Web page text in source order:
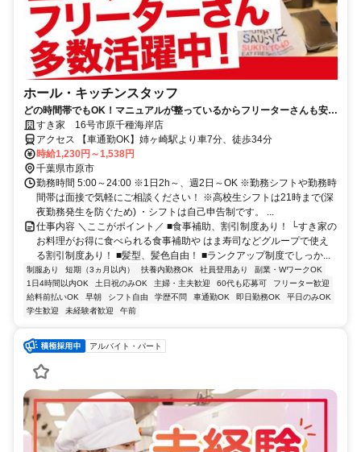
ホール・キッチンスタッフ
どの時間帯でもOK！マニュアルが整っているからフリーターさんも安心
です♪すき家 16号市原千種海岸店
アクセス 【車通勤OK】姉ヶ崎駅より車7分、徒歩34分
時給1,230円～1,538円
千葉県市原市
勤務時間 5:00～24:00 ※1日2h～、週2日～OK ※勤務シフトや勤務時
間帯は面接で気軽にご相談ください！ ※高校生シフトは21時まで(深
夜勤務発生を防ぐため) ・シフトは自己申告制です。 ...
仕事内容 ＼ここがポイント／ ■食事補助、割引制度あり！ └すき家の
お料理がお得に食べられる食事補助や はま寿司などグループで使え
る割引制度あり！ ■髪型、髪色自由！ ■ランクアップ制度でしっか...
制服あり 短期（3ヵ月以内） 扶養内勤務OK 社員登用あり
副業・WワークOK
1日4時間以内OK
土日祝のみOK 主婦・主夫歓迎 60代も応募可
フリーター歓迎
給料前払いOK
早朝 シフト自由 学歴不問 車通勤OK 即日勤務OK
平日のみOK
学生歓迎
未経験者歓迎 午前
アルバイト・パート